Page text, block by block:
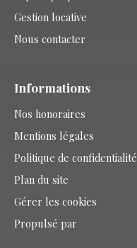
Gestion locative
Nous contacter
Informations
Nos honoraires
Mentions légales
Politique de confidentialité
Plan du site
Gérer les cookies
Propulsé par